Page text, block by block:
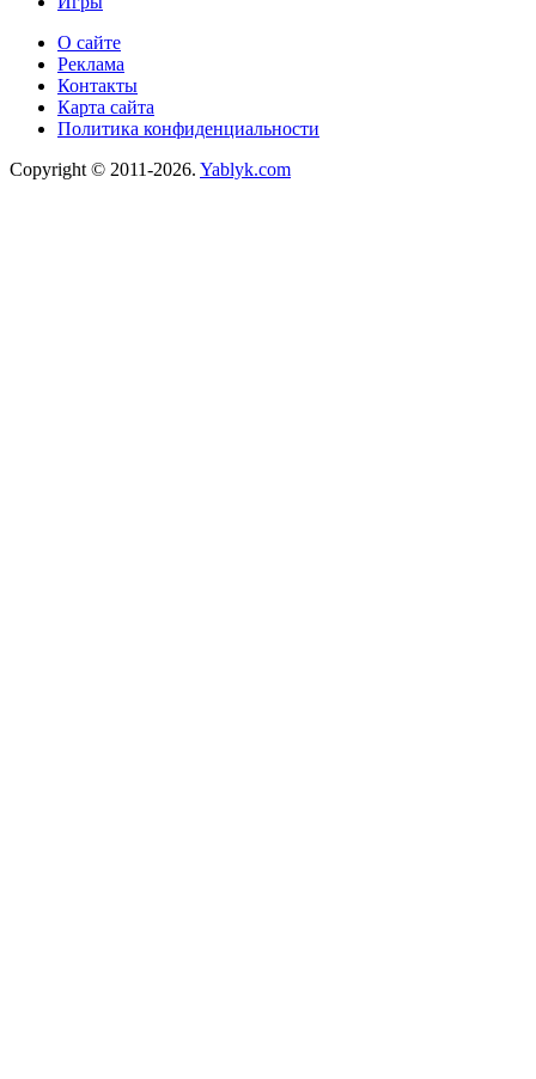
О сайте
Реклама
Контакты
Карта сайта
Политика конфиденциальности
Copyright © 2011-2026. Yablyk.сom